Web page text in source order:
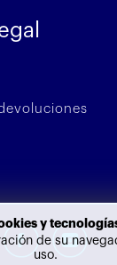
y
de su
uso.